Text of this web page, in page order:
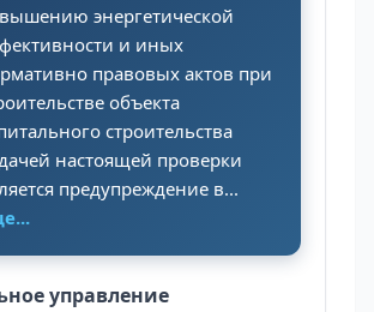
энергетической
и иных
правовых актов при
объекта
строительства
настоящей проверки
предупреждение в...
управление